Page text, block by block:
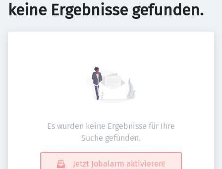
keine Ergebnisse gefunden.
Es wurden keine Ergebnisse für Ihre
Suche gefunden.
Jetzt Jobalarm aktivieren!